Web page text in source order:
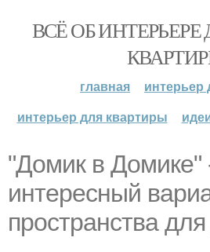
ВСЁ ОБ
главная
интерьер
интерьер для квартиры
"Домик в Домике"
интересный
пространства